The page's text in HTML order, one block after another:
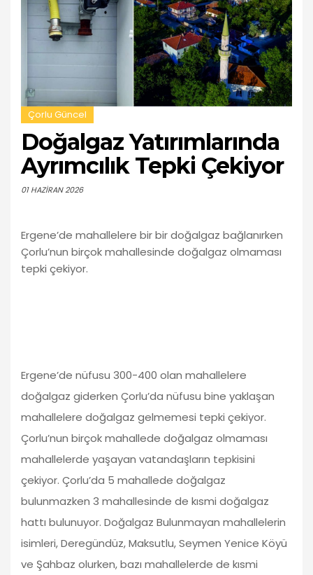
Çorlu Güncel
Doğalgaz Yatırımlarında
Ayrımcılık Tepki Çekiyor
01 HAZIRAN 2026
Ergene’de mahallelere bir bir doğalgaz bağlanırken
Çorlu’nun birçok mahallesinde doğalgaz olmaması
tepki çekiyor.
Ergene’de nüfusu 300-400 olan mahallelere
doğalgaz giderken Çorlu’da nüfusu bine yaklaşan
mahallelere doğalgaz gelmemesi tepki çekiyor.
Çorlu’nun birçok mahallede doğalgaz olmaması
mahallelerde yaşayan vatandaşların tepkisini
çekiyor. Çorlu’da 5 mahallede doğalgaz
bulunmazken 3 mahallesinde de kısmi doğalgaz
hattı bulunuyor. Doğalgaz Bulunmayan mahallelerin
isimleri, Deregündüz, Maksutlu, Seymen Yenice Köyü
ve Şahbaz olurken, bazı mahallelerde de kısmi